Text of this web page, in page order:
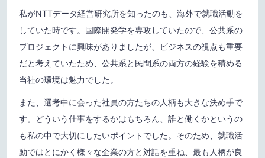
私がNTTデータ経営研究所を知ったのも、海外で就職活動を
していた時です。国際開発学を専攻していたので、公共系の
プロジェクトに興味がありましたが、ビジネスの視点も重要
だと考えていたため、公共系と民間系の両方の経験を積める
当社の環境は魅力でした。
また、選考中に会った社員の方たちの人柄も大きな決め手で
す。どういう仕事をするかはもちろん、誰と働くかというの
も私の中で大切にしたいポイントでした。そのため、就職活
動ではとにかく様々な企業の方と対話を重ね、最も人柄が良